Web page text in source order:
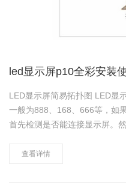
led显示屏p10全彩安装
LED显示屏简易拓扑图 LED显示屏控制卡设置 1.设置屏参 屏参密码
一般为888、168、666等，如
首先检测是否能连接显示屏。
长5m*5m的LED显示屏，屏参
查看详情